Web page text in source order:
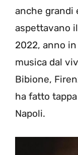
anche grandi
aspettavano
2022, anno
musica dal
Bibione,
ha fatto
Napoli.